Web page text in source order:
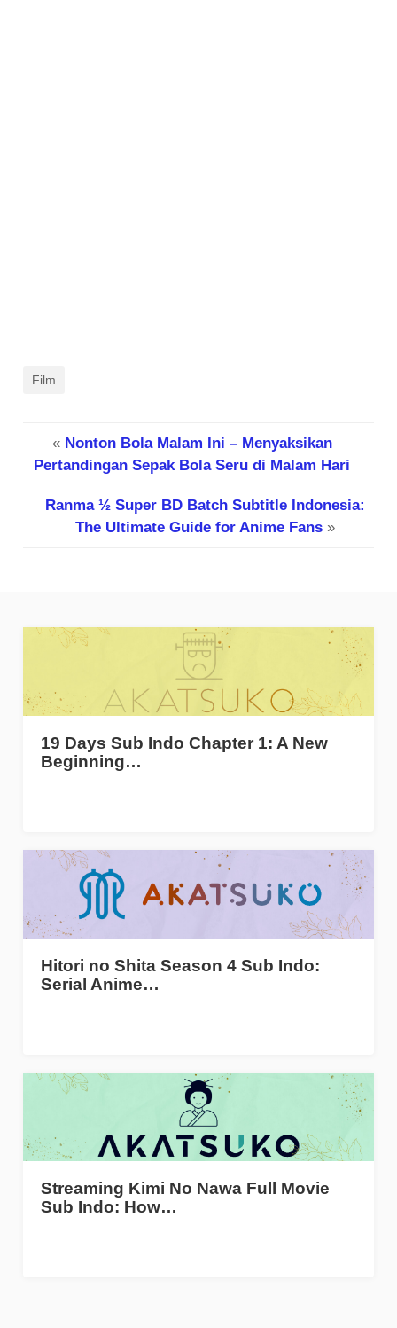
Film
« Nonton Bola Malam Ini – Menyaksikan
Pertandingan Sepak Bola Seru di Malam Hari
Ranma ½ Super BD Batch Subtitle Indonesia:
The Ultimate Guide for Anime Fans »
19 Days Sub Indo Chapter 1: A New
Beginning…
Hitori no Shita Season 4 Sub Indo:
Serial Anime…
Streaming Kimi No Nawa Full Movie
Sub Indo: How…